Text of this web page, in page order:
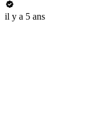
il y a 5 ans